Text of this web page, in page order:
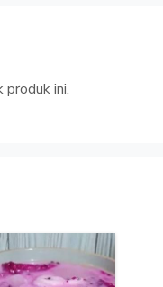
produk ini.